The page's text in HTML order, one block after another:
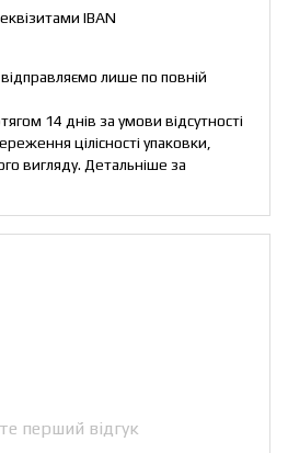
IBAN
лише по повній
14 днів за умови відсутності
цілісності упаковки,
вигляду. Детальніше за
перший відгук